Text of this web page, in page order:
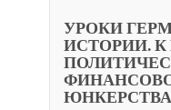
УРОКИ
ИСТОРИИ.
ЮНКЕРСТВА